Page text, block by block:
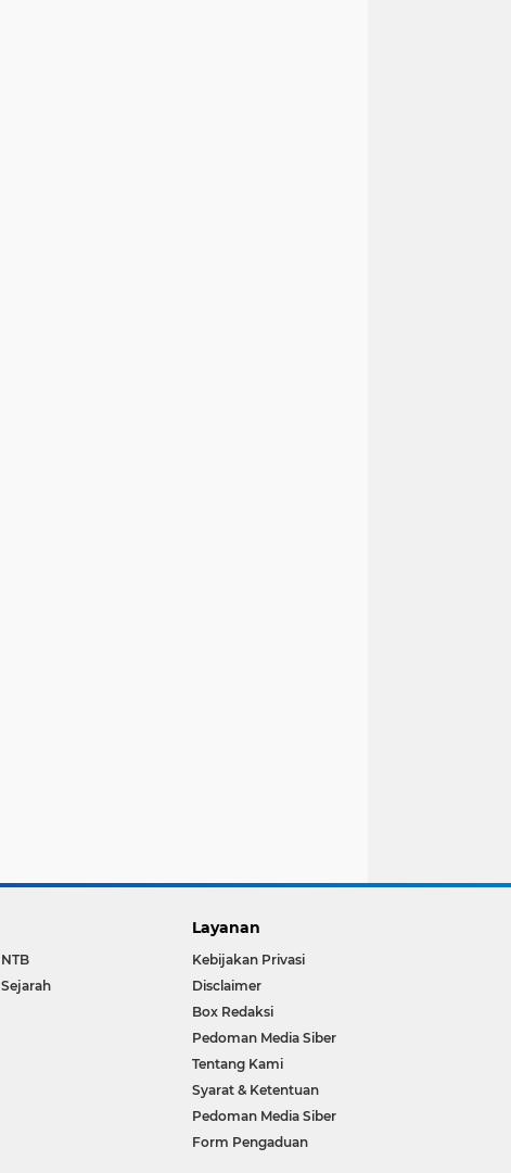
NTB
Sejarah
Layanan
Kebijakan Privasi
Disclaimer
Box Redaksi
Pedoman Media Siber
Tentang Kami
Syarat & Ketentuan
Pedoman Media Siber
Form Pengaduan